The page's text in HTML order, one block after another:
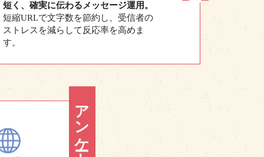
短く、確実に伝わるメッセージ運用。
短縮URLで文字数を節約し、受信者の
ストレスを減らして反応率を高めま
す。